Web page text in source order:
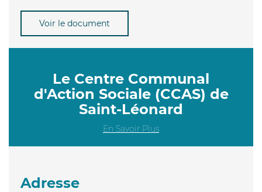
Voir le document
Le Centre Communal
d'Action Sociale (CCAS) de
Saint-Léonard
En Savoir Plus
Adresse